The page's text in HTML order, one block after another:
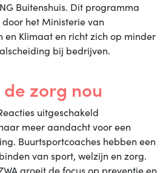
Buitenshuis. Dit programma
het Ministerie van
en Klimaat en richt zich op minder
bij bedrijven.
zorg nou
uitgeschakeld
Hoe
werkt
de
zorg
meer aandacht voor een
Buurtsportcoaches hebben een
van sport, welzijn en zorg.
groeit de focus op preventie en